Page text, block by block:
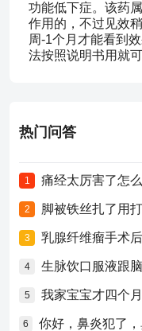
功能低下症。该药
作用的，不过见效
周-1个月才能看到
法按照说明书用就
热门问答
1 痛经太厉害了怎
2 脚被铁丝扎了用
3 乳腺纤维瘤手术
4 生脉饮口服液跟
5 我家宝宝才四个
6